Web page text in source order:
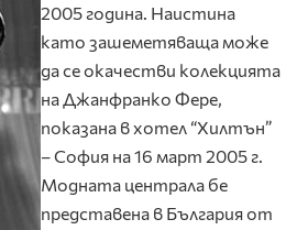
2005 година. Наистина
като зашеметяваща може
да се окачестви колекцията
на Джанфранко Фере,
показана в хотел “Хилтън”
– София на 16 март 2005 г.
Модната централа бе
представена в България от